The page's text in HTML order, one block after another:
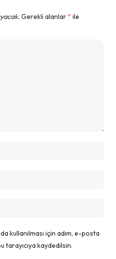
Gerekli alanlar* ile
kullanılması için adım, e-posta
tarayıcıya kaydedilsin.